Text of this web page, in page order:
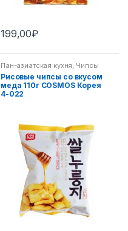
199,00₽
Пан-азиатская кухня, Чипсы
Рисовые чипсы со вкусом
меда 110г COSMOS Корея
4-022